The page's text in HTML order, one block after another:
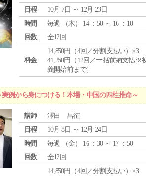
日程
10月 7日 ～ 12月 23日
時間
毎週 （木） 14 ：50 ～ 16 ：10
回数
全12回
料金
14,850円（4回／分割支払い）×3
41,250円（12回／一括前納支払※
義開始前まで）
例から身につける！本場・中国の四柱推命～
講師
澤田 昌征
日程
10月 8日 ～ 12月 24日
時間
毎週 （金） 16 ：30 ～ 17 ：50
回数
全12回
14,850円（4回／分割支払い）×3